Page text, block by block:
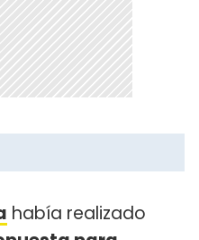
había realizado